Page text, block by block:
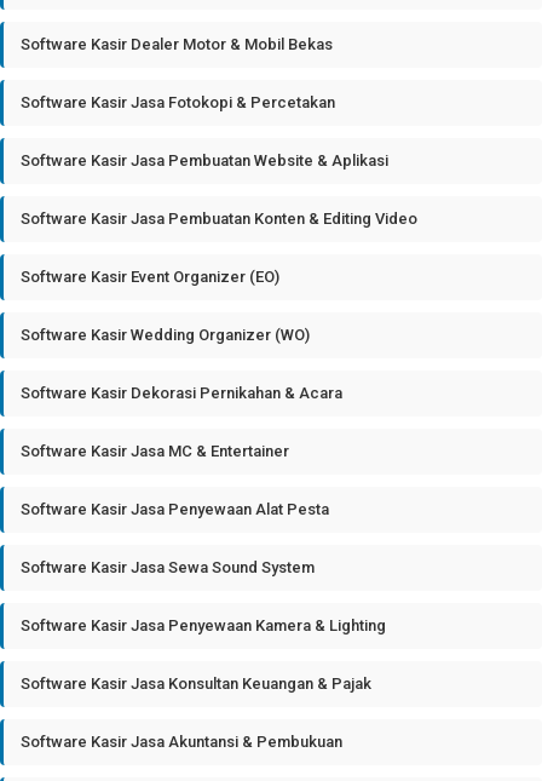
Software Kasir Dealer Motor & Mobil Bekas
Software Kasir Jasa Fotokopi & Percetakan
Software Kasir Jasa Pembuatan Website & Aplikasi
Software Kasir Jasa Pembuatan Konten & Editing Video
Software Kasir Event Organizer (EO)
Software Kasir Wedding Organizer (WO)
Software Kasir Dekorasi Pernikahan & Acara
Software Kasir Jasa MC & Entertainer
Software Kasir Jasa Penyewaan Alat Pesta
Software Kasir Jasa Sewa Sound System
Software Kasir Jasa Penyewaan Kamera & Lighting
Software Kasir Jasa Konsultan Keuangan & Pajak
Software Kasir Jasa Akuntansi & Pembukuan